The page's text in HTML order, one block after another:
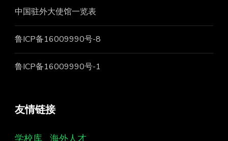
中国驻外大使馆一览表
鲁ICP备16009990号-8
鲁ICP备16009990号-1
友情链接
学校库 海外人才